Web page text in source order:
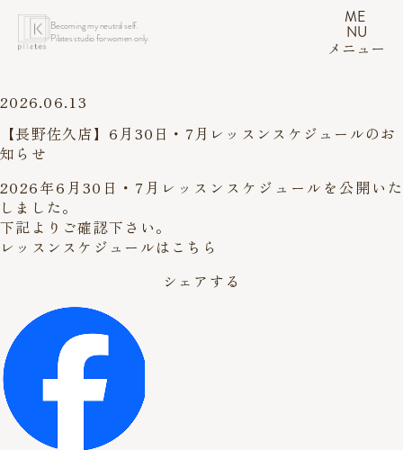
Becoming my neutral self.
Pilates studio for women only.
ME
NU
メニュー
2026.06.13
【長野佐久店】6月30日・7月レッスンスケジュールのお
知らせ
2026年6月30日・7月レッスンスケジュールを公開いた
しました。
下記よりご確認下さい。
レッスンスケジュールはこちら
シェアする